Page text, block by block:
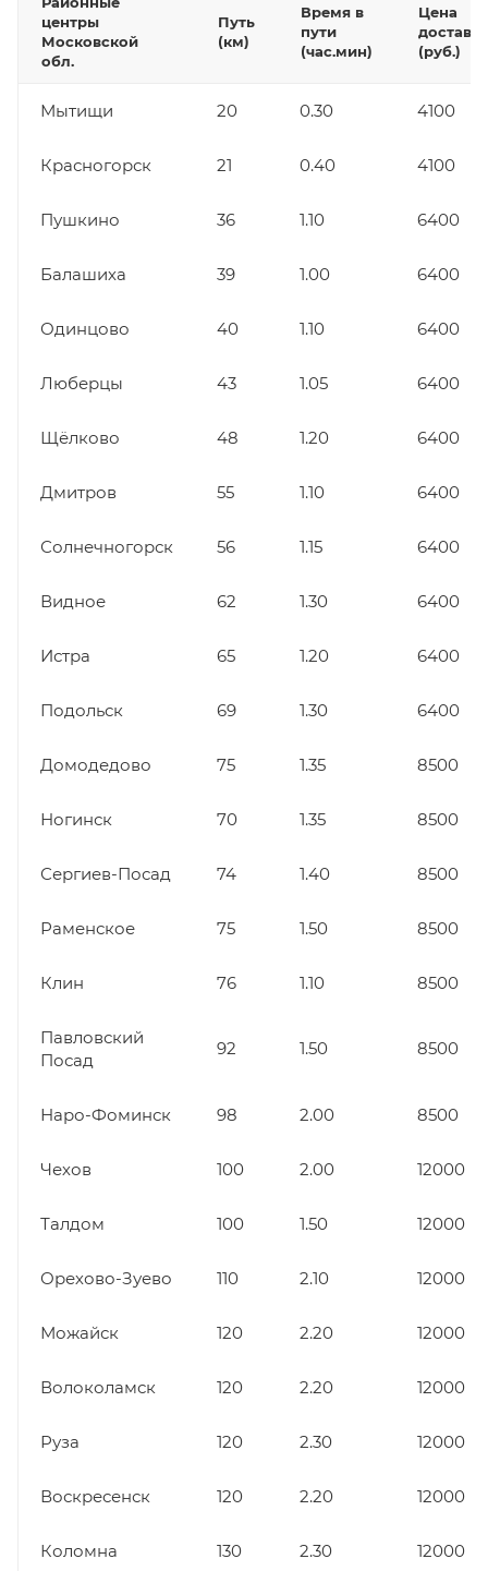
центры
Московской
обл.
Путь
(км)
Время в
пути
(час.мин)
Цена
(руб.)
Мытищи 20 0.30 4100
Красногорск 21 0.40 4100
Пушкино 36 1.10 6400
Балашиха 39 1.00 6400
Одинцово 40 1.10 6400
Люберцы 43 1.05 6400
Щёлково 48 1.20 6400
Дмитров 55 1.10 6400
Солнечногорск 56 1.15 6400
Видное 62 1.30 6400
Истра 65 1.20 6400
Подольск 69 1.30 6400
Домодедово 75 1.35 8500
Ногинск 70 1.35 8500
Сергиев-Посад 74 1.40 8500
Раменское 75 1.50 8500
Клин 76 1.10 8500
Павловский
Посад
92 1.50 8500
Наро-Фоминск 98 2.00 8500
Чехов 100 2.00 12000
Талдом 100 1.50 12000
Орехово-Зуево 110 2.10 12000
Можайск 120 2.20 12000
Волоколамск 120 2.20 12000
Руза 120 2.30 12000
Воскресенск 120 2.20 12000
Коломна 130 2.30 12000